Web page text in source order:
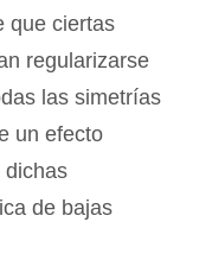
que ciertas
regularizarse
las simetrías
un efecto
dichas
de bajas